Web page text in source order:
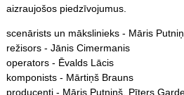
aizraujošos piedzīvojumus.
scenārists un mākslinieks - Māris
režisors - Jānis Cimermanis
operators - Ēvalds Lācis
komponists - Mārtiņš Brauns
producenti - Māris Putniņš, Pīters